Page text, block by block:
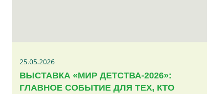
25.05.2026
ВЫСТАВКА «МИР ДЕТСТВА-2026»:
ГЛАВНОЕ СОБЫТИЕ ДЛЯ ТЕХ, КТО